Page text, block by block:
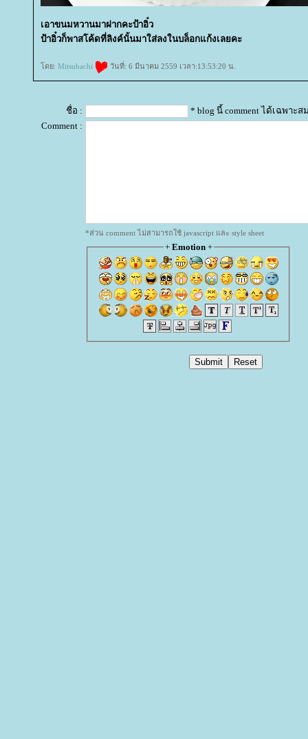
เอาขนมหวานมาฝากคะป้าอิ๋ว
ป้าอิ๋วก็พาสโค้ดที่ลิงค์นั้นมาใส่ลงในบล็อกแก้งเลยคะ
ดย: Mitsubachi วันที่: 6 มีนาคม 2559 เวลา:13:53:20 น.
ชื่อ :
* blog นี้ comment ได้เฉพาะส
Comment :
*ส่วน comment ไม่สามารถใช้ javascript และ style sheet
+ Emotion+